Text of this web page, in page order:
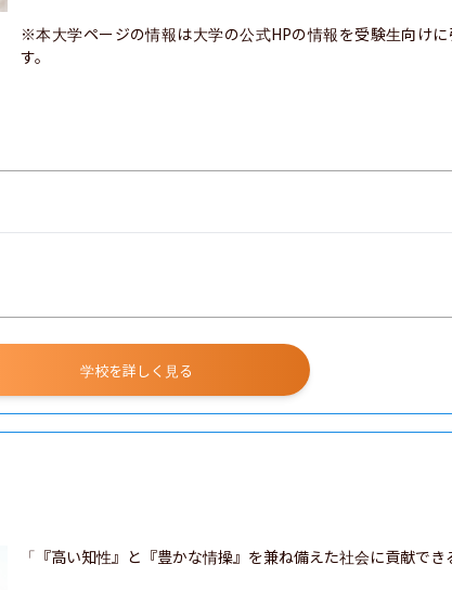
※本大学ページの情報は大学の公式HPの情報を受験生向け
す。
学校を詳しく見る
「『高い知性』と『豊かな情操』を兼ね備えた社会に貢献でき